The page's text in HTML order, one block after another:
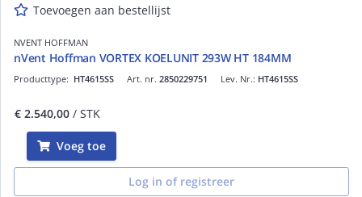
Toevoegen aan bestellijst
NVENT HOFFMAN
nVent Hoffman VORTEX KOELUNIT 293W HT 184MM
Art. nr. 2850229751
Producttype: HT4615SS Lev. Nr.: HT4615SS
€ 2.540,00 / STK
Voeg toe
Log in of registreer